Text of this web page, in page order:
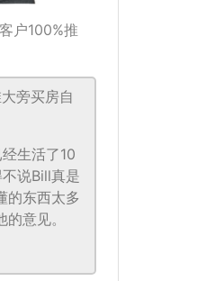
户100%推
旁买房自
生活了10
说Bill真是
的东西太多
意见。